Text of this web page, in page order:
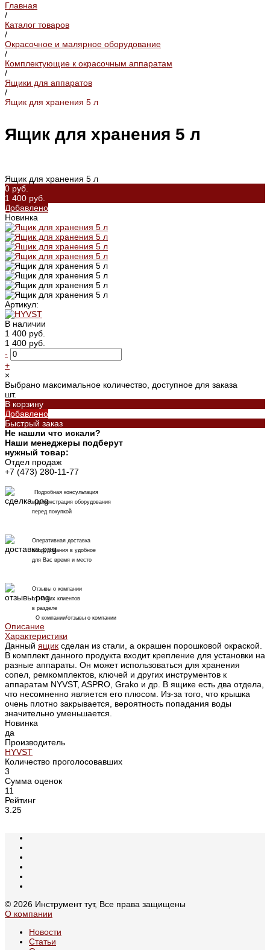
Главная
/
Каталог товаров
/
Окрасочное и малярное оборудование
/
Комплектующие к окрасочным аппаратам
/
Ящики для аппаратов
/
Ящик для хранения 5 л
Ящик для хранения 5 л
Ящик для хранения 5 л
0 руб.
1 400 руб.
Добавлено
Новинка
Артикул:
В наличии
1 400 руб.
1 400 руб.
-
+
×
Выбрано максимальное количество, доступное для заказа
шт.
В корзину
Добавлено
Быстрый заказ
Не нашли что искали?
Наши менеджеры подберут
нужный товар:
Отдел продаж
+7 (473) 280-11-77
Подробная консультация
и демонстрация оборудования
перед покупкой
Оперативная доставка
оборудования в удобное
для Вас время и место
Отзывы о компании
от наших клиентов
в разделе
О компании/отзывы о компании
Описание
Характеристики
Данный ящик сделан из стали, а окрашен порошковой окраской.
В комплект данного продукта входит крепление для установки на
разные аппараты. Он может использоваться для хранения
сопел, ремкомплектов, ключей и других инструментов к
аппаратам NYVST, ASPRO, Grako и др. В ящике есть два отдела,
что несомненно является его плюсом. Из-за того, что крышка
очень плотно закрывается, вероятность попадания воды
значительно уменьшается.
Новинка
да
Производитель
HYVST
Количество проголосовавших
3
Сумма оценок
11
Рейтинг
3.25
© 2026 Инструмент тут, Все права защищены
О компании
Новости
Статьи